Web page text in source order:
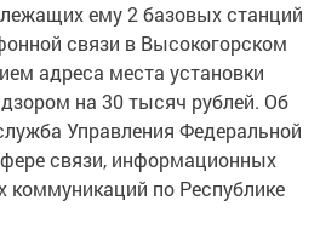
ему 2 базовых станций
связи в Высокогорском
адреса места установки
на 30 тысяч рублей. Об
Управления Федеральной
связи, информационных
коммуникаций по Республике